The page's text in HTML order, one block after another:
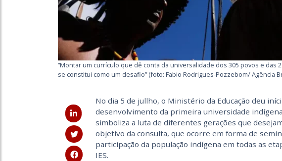
“Montar um currículo que dê conta da universalidade dos 305 povos e das
se constitui como um desafio” (foto: Fabio Rodrigues-Pozzebom/ Agência
No dia 5 de jullho, o Ministério da Educação deu
desenvolvimento da primeira universidade
simboliza a luta de diferentes gerações que
objetivo da consulta, que ocorre em forma de
participação da população indígena em todas as
IES.